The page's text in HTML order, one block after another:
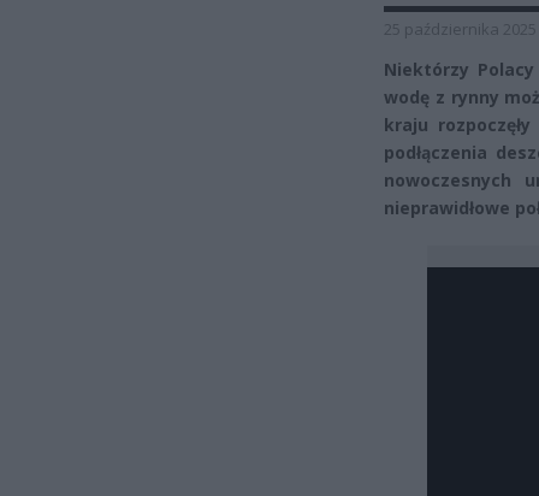
25 października 2025
Niektórzy
wodę z rynny
kraju
podłączenia
nowoczesnych
nieprawidłowe